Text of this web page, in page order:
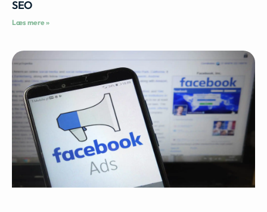
SEO
Læs mere »